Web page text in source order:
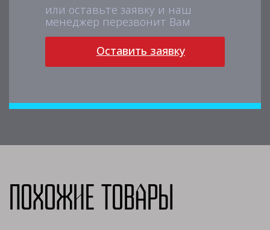
или оставьте заявку и наш
менеджер перезвонит Вам
Оставить заявку
Похожие товары